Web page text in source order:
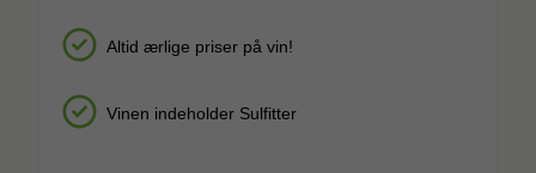
Altid ærlige priser på vin!
Vinen indeholder Sulfitter